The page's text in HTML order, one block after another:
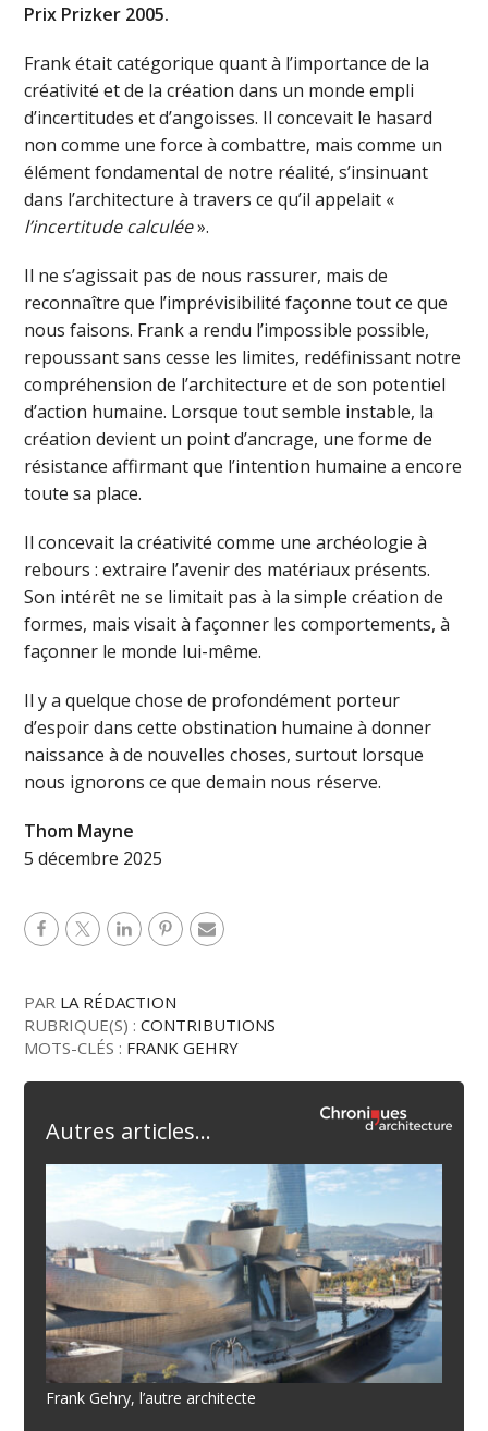
Prix Prizker 2005.
Frank était catégorique quant à l’importance de la
créativité et de la création dans un monde empli
d’incertitudes et d’angoisses. Il concevait le hasard
non comme une force à combattre, mais comme un
élément fondamental de notre réalité, s’insinuant
dans l’architecture à travers ce qu’il appelait «
l’incertitude calculée».
Il ne s’agissait pas de nous rassurer, mais de
reconnaître que l’imprévisibilité façonne tout ce que
nous faisons. Frank a rendu l’impossible possible,
repoussant sans cesse les limites, redéfinissant notre
compréhension de l’architecture et de son potentiel
d’action humaine. Lorsque tout semble instable, la
création devient un point d’ancrage, une forme de
résistance affirmant que l’intention humaine a encore
toute sa place.
Il concevait la créativité comme une archéologie à
rebours : extraire l’avenir des matériaux présents.
Son intérêt ne se limitait pas à la simple création de
formes, mais visait à façonner les comportements, à
façonner le monde lui-même.
Il y a quelque chose de profondément porteur
d’espoir dans cette obstination humaine à donner
naissance à de nouvelles choses, surtout lorsque
nous ignorons ce que demain nous réserve.
Thom Mayne
5 décembre 2025
PAR LA RÉDACTION
RUBRIQUE(S) :CONTRIBUTIONS
MOTS-CLÉS : FRANK GEHRY
Autres articles...
Frank Gehry, l’autre architecte